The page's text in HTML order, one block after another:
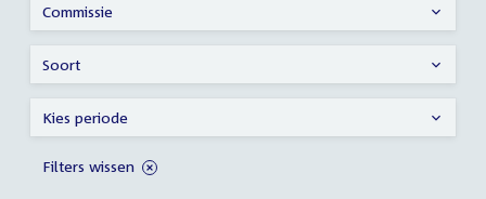
Commissie
Soort
Kies periode
Filters wissen